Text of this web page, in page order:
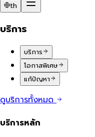
th
บริการ
บริการ
โอกาสพิเศษ
แก้ปัญหา
ดูบริการทั้งหมด
บริการหลัก